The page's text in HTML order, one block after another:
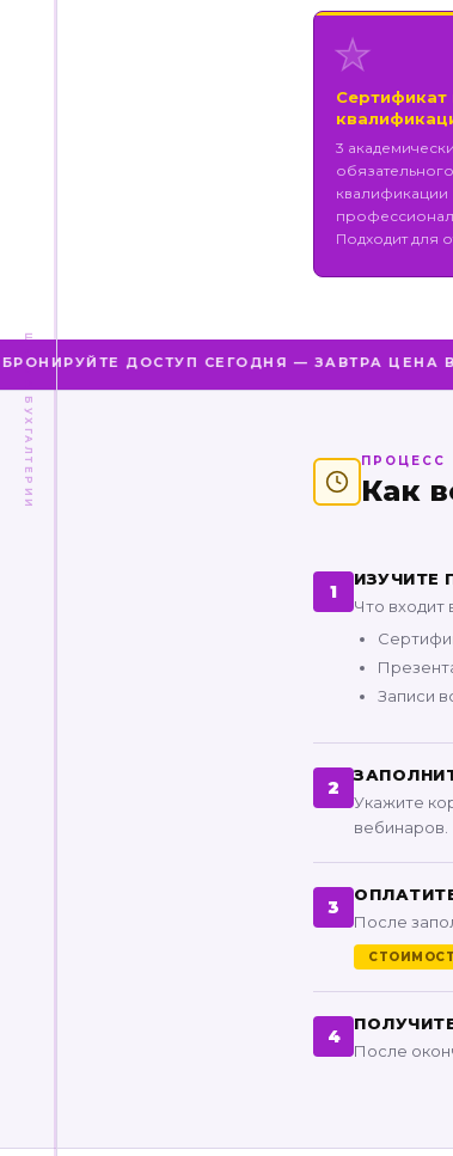
ШКОЛА БУХГАЛТЕРИИ
★
3
квалификации
Подходит для
ДОСТУП СЕГОДНЯ — ЗАВТРА ЦЕНА
ПРОЦЕСС
Как
1
ИЗУЧИТЕ
Что входит
Записи
2
Укажите
вебинаров.
3
После
4
После